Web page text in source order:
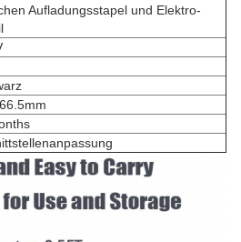
Aufladungsstapel und Elektro-